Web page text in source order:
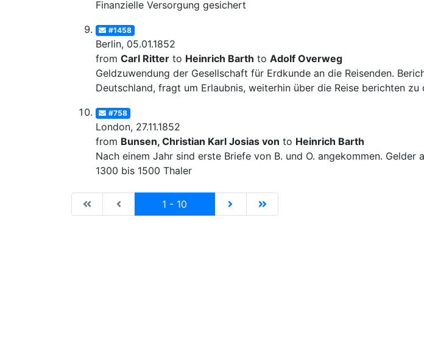
Finanzielle Versorgung gesichert
#1458
Berlin, 05.01.1852
from Carl Ritter to Heinrich Barth to Adolf Overweg
Geldzuwendung der Gesellschaft für Erdkunde an die Reisenden.
Deutschland, fragt um Erlaubnis, weiterhin über die Reise berichten zu
#758
London, 27.11.1852
from Bunsen, Christian Karl Josias von to Heinrich Barth
Nach einem Jahr sind erste Briefe von B. und O. angekommen. Gelder
1300 bis 1500 Thaler
|de:Erste Seite|en:First results page|
|de:Vorhergehende Seite|en:Previous results page|
1 - 10 |de:Nächste Seite|en:Next results page|
|de:Letzte Seite|en:Last results